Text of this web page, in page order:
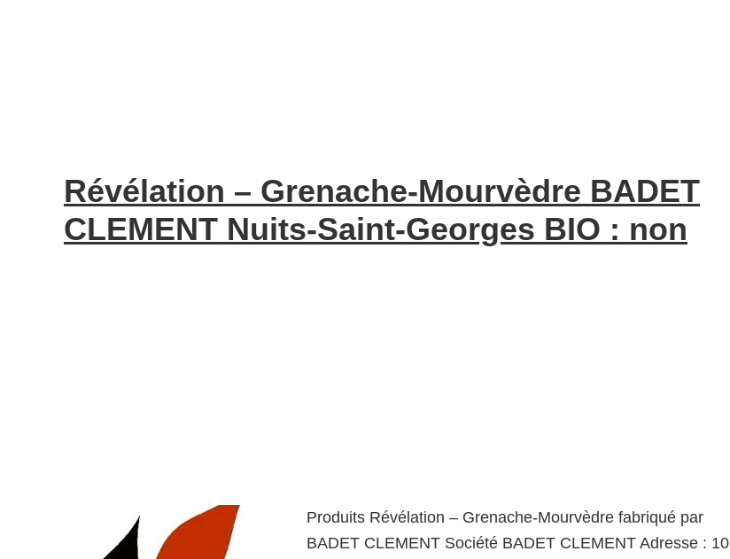
Révélation – Grenache-Mourvèdre BADET
CLEMENT Nuits-Saint-Georges BIO : non
Produits Révélation – Grenache-Mourvèdre fabriqué par
BADET CLEMENT Société BADET CLEMENT Adresse : 10